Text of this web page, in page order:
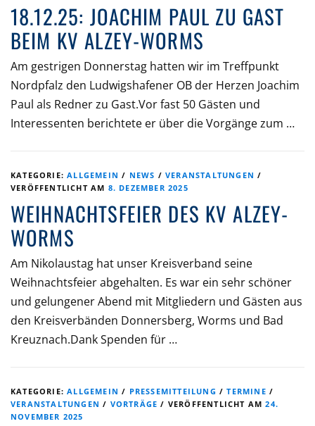
18.12.25: JOACHIM PAUL ZU GAST
BEIM KV ALZEY-WORMS
Am gestrigen Donnerstag hatten wir im Treffpunkt
Nordpfalz den Ludwigshafener OB der Herzen Joachim
Paul als Redner zu Gast.Vor fast 50 Gästen und
Interessenten berichtete er über die Vorgänge zum …
KATEGORIE:ALLGEMEIN / NEWS /VERANSTALTUNGEN /
VERÖFFENTLICHT AM 8. DEZEMBER 2025
WEIHNACHTSFEIER DES KV ALZEY-
WORMS
Am Nikolaustag hat unser Kreisverband seine
Weihnachtsfeier abgehalten. Es war ein sehr schöner
und gelungener Abend mit Mitgliedern und Gästen aus
den Kreisverbänden Donnersberg, Worms und Bad
Kreuznach.Dank Spenden für …
KATEGORIE:ALLGEMEIN / PRESSEMITTEILUNG /TERMINE /
VERANSTALTUNGEN / VORTRÄGE / VERÖFFENTLICHT AM24.
NOVEMBER 2025